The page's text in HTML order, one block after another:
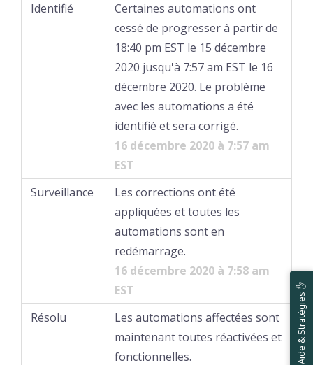
Identifié
Certaines automations ont
cessé de progresser à partir de
18:40 pm EST le 15 décembre
2020 jusqu'à 7:57 am EST le 16
décembre 2020. Le problème
avec les automations a été
identifié et sera corrigé.
16 décembre 2020 à 7:57 am
EST
Surveillance
Les corrections ont été
appliquées et toutes les
automations sont en
redémarrage.
16 décembre 2020 à 7:58 am
EST
Résolu
Les automations affectées sont
maintenant toutes réactivées et
fonctionnelles.
Aide & Stratégies ✋